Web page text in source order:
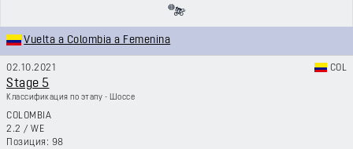
Vuelta a Colombia a Femenina
02.10.2021 COL
Stage 5
Классификация по этапу - Шоссе
COLOMBIA
2.2 / WE
98